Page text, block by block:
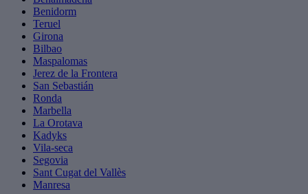
Benidorm
Teruel
Girona
Bilbao
Maspalomas
Jerez de la Frontera
San Sebastián
Ronda
Marbella
La Orotava
Kadyks
Vila-seca
Segovia
Sant Cugat del Vallès
Manresa